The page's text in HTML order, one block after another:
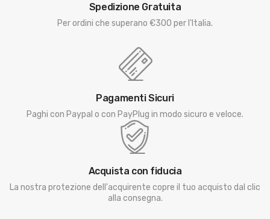
Spedizione Gratuita
Per ordini che superano €300 per l'Italia.
Pagamenti Sicuri
Paghi con Paypal o con PayPlug in modo sicuro e veloce.
Acquista con fiducia
La nostra protezione dell'acquirente copre il tuo acquisto dal clic
alla consegna.